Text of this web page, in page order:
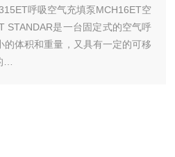
呼吸空气充填泵MCH16ET空
STANDAR是一台固定式的空气呼
体积和重量，又具有一定的可移